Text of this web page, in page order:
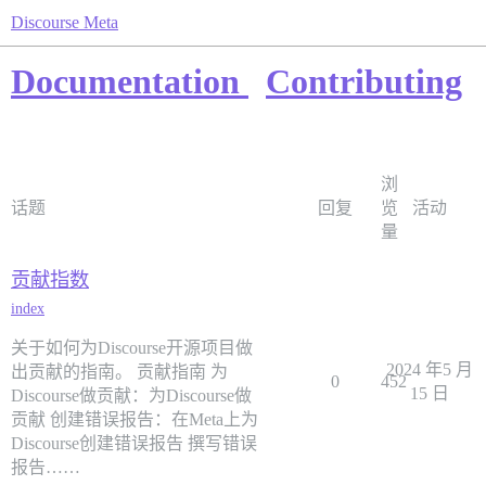
Discourse Meta
Documentation Contributing
话题 回复
浏
览
量
活动
贡献指数
index
关于如何为Discourse开源项目做
出贡献的指南。 贡献指南 为
Discourse做贡献：为Discourse做
贡献 创建错误报告：在Meta上为
Discourse创建错误报告 撰写错误
报告……
0 452
2024 年5 月
15 日